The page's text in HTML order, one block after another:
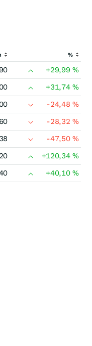
%
+29,99%
+31,74%
-24,48%
-28,32%
-47,50%
+120,34%
+40,10%